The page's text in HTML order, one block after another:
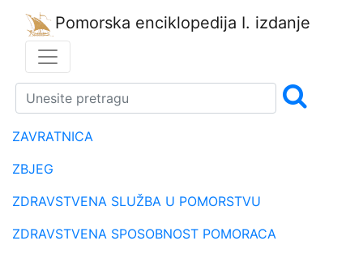
Pomorska enciklopedija I. izdanje
ZAVRATNICA
ZBJEG
ZDRAVSTVENA SLUŽBA U POMORSTVU
ZDRAVSTVENA SPOSOBNOST POMORACA